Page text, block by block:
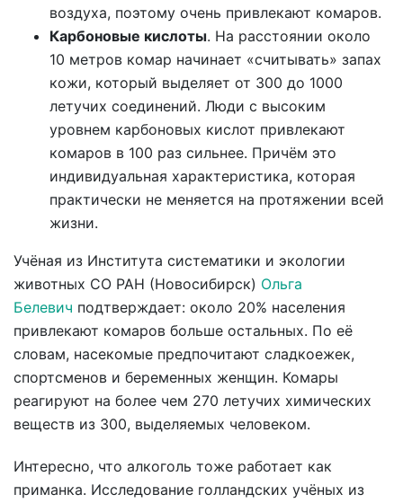
воздуха, поэтому очень привлекают комаров.
Карбоновые кислоты. На расстоянии около
10 метров комар начинает «считывать» запах
кожи, который выделяет от 300 до 1000
летучих соединений. Люди с высоким
уровнем карбоновых кислот привлекают
комаров в 100 раз сильнее. Причём это
индивидуальная характеристика, которая
практически не меняется на протяжении всей
жизни.
Учёная из Института систематики и экологии
животных СО РАН (Новосибирск) Ольга
Белевич подтверждает: около 20% населения
привлекают комаров больше остальных. По её
словам, насекомые предпочитают сладкоежек,
спортсменов и беременных женщин. Комары
реагируют на более чем 270 летучих химических
веществ из 300, выделяемых человеком.
Интересно, что алкоголь тоже работает как
приманка. Исследование голландских учёных из